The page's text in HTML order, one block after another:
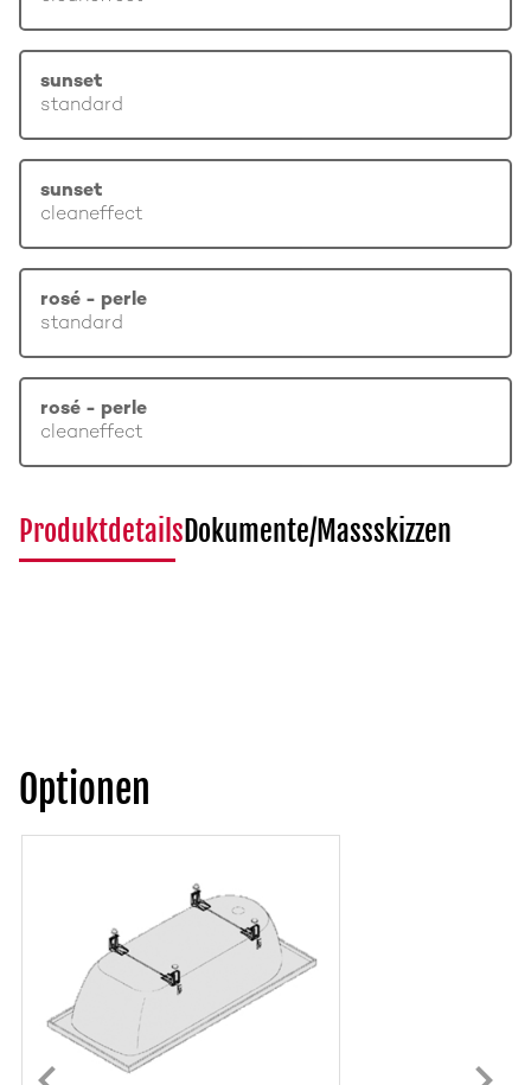
sunset
standard
sunset
cleaneffect
rosé - perle
standard
rosé - perle
cleaneffect
ProduktdetailsDokumente/Massskizzen
Optionen